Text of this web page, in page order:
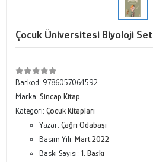
Çocuk Üniversitesi Biyoloji
-
Barkod: 9786057064592
Marka: Sincap Kitap
Kategori: Çocuk Kitapları
Yazar: Çağrı Odabaşı
Basım Yılı: Mart 2022
Baskı Sayısı: 1. Baskı